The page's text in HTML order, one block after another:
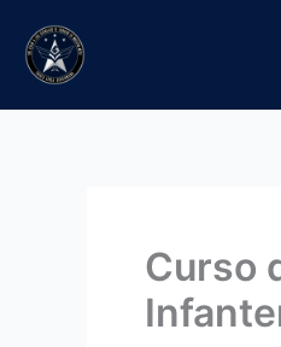
contenido
Curso